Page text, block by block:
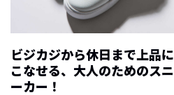
ビジカジから休日まで上品に
こなせる、大人のためのスニ
ーカー！